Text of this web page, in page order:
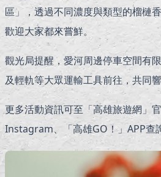
區」，透過不同濃度與類型的榴槤
歡迎大家都來嘗鮮。
觀光局提醒，愛河周邊停車空間有
及輕軌等大眾運輸工具前往，共同響
更多活動資訊可至「高雄旅遊網」
Instagram、「高雄GO！」APP查